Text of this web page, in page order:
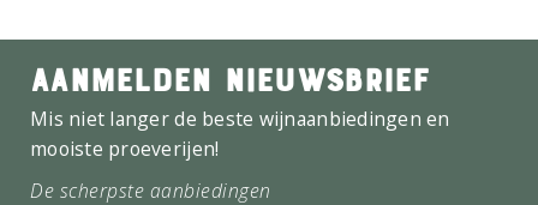
AANMELDEN NIEUWSBRIEF
Mis niet langer de beste wijnaanbiedingen en
mooiste proeverijen!
De scherpste aanbiedingen